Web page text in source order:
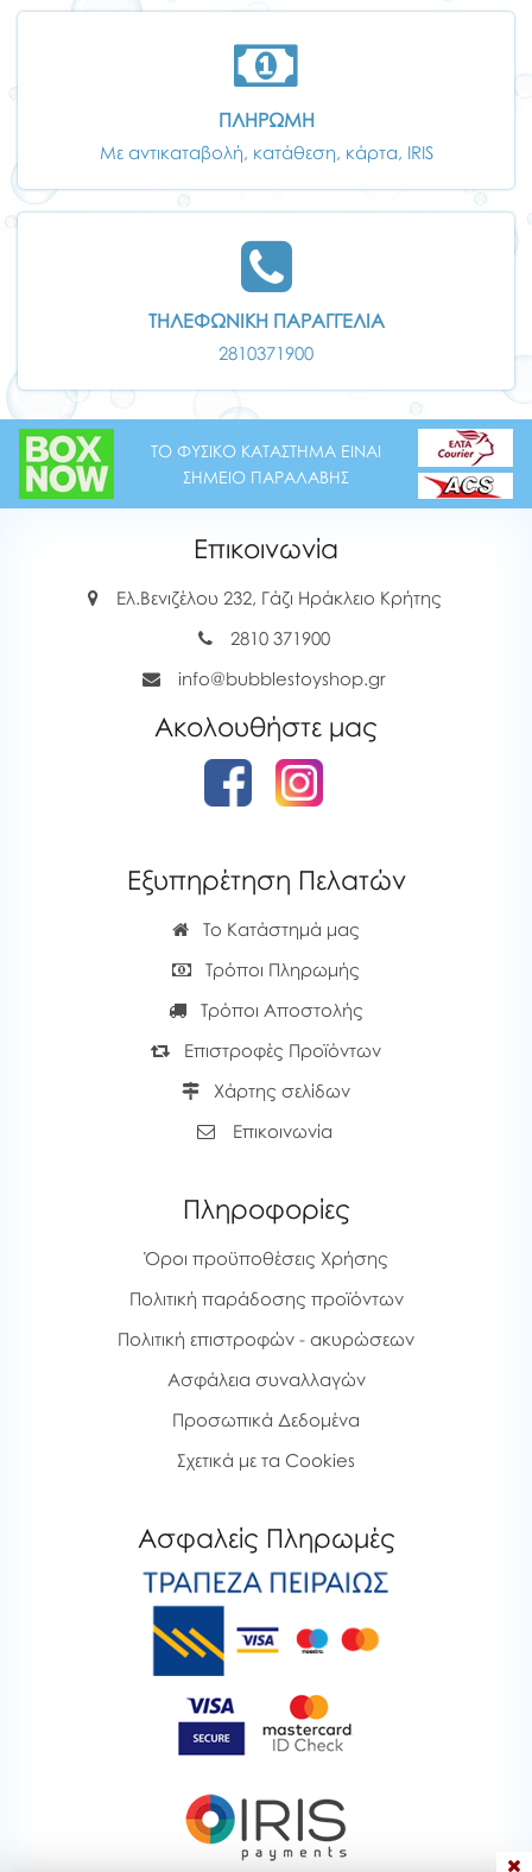
ΠΛΗΡΩΜΗ
Με αντικαταβολή, κατάθεση, κάρτα, IRIS
ΤΗΛΕΦΩΝΙΚΗ ΠΑΡΑΓΓΕΛΙΑ
2810371900
ΤΟ ΦΥΣΙΚΟ ΚΑΤΑΣΤΗΜΑ ΕΙΝΑΙ
ΣΗΜΕΙΟ ΠΑΡΑΛΑΒΗΣ
Επικοινωνία
Ελ.Βενιζέλου 232, Γάζι Ηράκλειο Κρήτης
2810 371900
info@bubblestoyshop.gr
Ακολουθήστε μας
Εξυπηρέτηση Πελατών
Το Κατάστημά μας
Τρόποι Πληρωμής
Τρόποι Αποστολής
Επιστροφές Προϊόντων
Χάρτης σελίδων
Επικοινωνία
Πληροφορίες
Όροι προϋποθέσεις Χρήσης
Πολιτική παράδοσης προϊόντων
Πολιτική επιστροφών - ακυρώσεων
Ασφάλεια συναλλαγών
Προσωπικά Δεδομένα
Σχετικά με τα Cookies
Ασφαλείς Πληρωμές